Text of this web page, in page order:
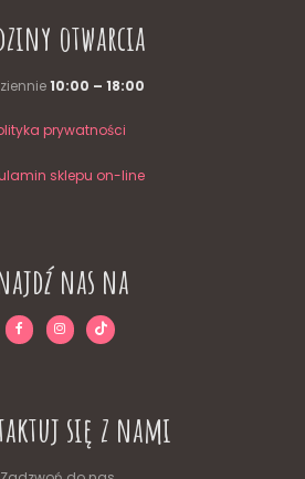
otwarcia
10:00 – 18:00
prywatności
sklepu on-line
nas na
się z nami